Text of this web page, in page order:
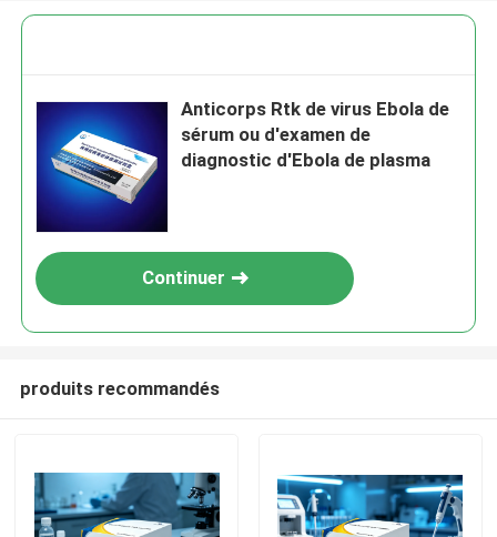
Anticorps Rtk de virus Ebola de
sérum ou d'examen de
diagnostic d'Ebola de plasma
Continuer
produits recommandés